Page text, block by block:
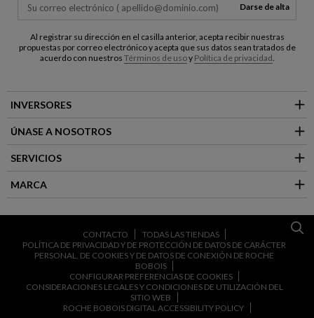
Darse de alta
Al registrar su dirección en el casilla anterior, acepta recibir nuestras
propuestas por correo electrónico y acepta que sus datos sean tratados de
acuerdo con nuestros Términos de usoy Política de privacidad
INVERSORES
ÚNASE A NOSOTROS
SERVICIOS
MARCA
CONTACTO
TODAS LAS TIENDAS
POLÍTICA DE PRIVACIDAD Y DE PROTECCIÓN DE DATOS DE CARÁCTER
PERSONAL, DE COOKIES Y DE DATOS DE CONEXIÓN DE ROCHE
BOBOIS
CONFIGURAR PREFERENCIAS DE COOKIES
CONSIDERACIONES LEGALES Y CONDICIONES DE UTILIZACIÓN DEL
SITIO WEB
ROCHE BOBOIS DIGITAL ACCESSIBILITY POLICY